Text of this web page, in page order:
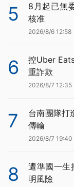
5
8月起已無
核准
2026/8/6 12:58
6
控Uber
重詐欺
2026/8/7 12:35
7
台南團隊打
傳輸
2026/8/7 19:40
8
遭準國一生
明風險